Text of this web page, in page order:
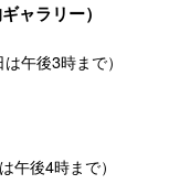
ギャラリー）
は午後3時まで）
午後4時まで）